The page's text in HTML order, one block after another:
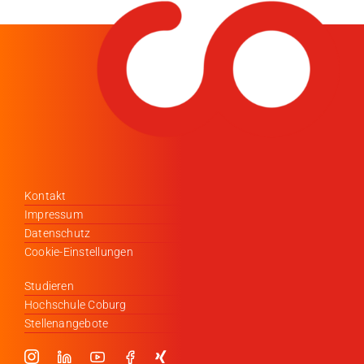
Stellenangebote
Kontakt
Impressum
Datenschutz
Cookie-Einstellungen
Studieren
Hochschule Coburg
Stellenangebote